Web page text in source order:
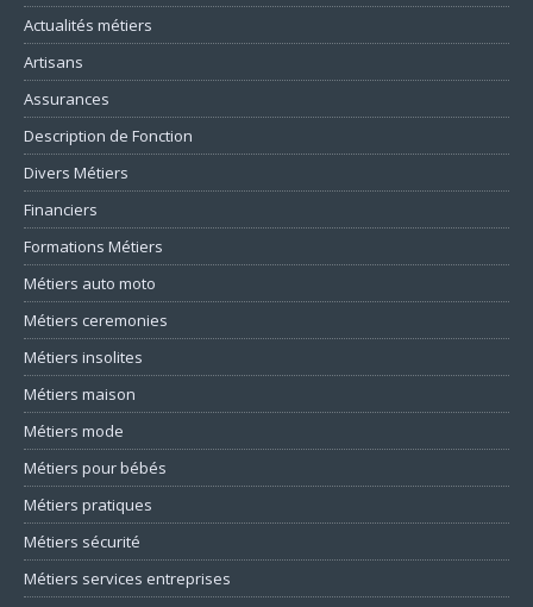
Actualités métiers
Artisans
Assurances
Description de Fonction
Divers Métiers
Financiers
Formations Métiers
Métiers auto moto
Métiers ceremonies
Métiers insolites
Métiers maison
Métiers mode
Métiers pour bébés
Métiers pratiques
Métiers sécurité
Métiers services entreprises